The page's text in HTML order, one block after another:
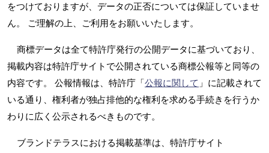
をつけておりますが、データの正否については保証していませ
ん。 ご理解の上、ご利用をお願いいたします。
商標データは全て特許庁発行の公開データに基づいており、
掲載内容は特許庁サイトで公開されている商標公報等と同等の
内容です。 公報情報は、特許庁「公報に関して 」に記載されて
いる通り、権利者が独占排他的な権利を求める手続きを行うか
わりに広く公示されるべきものです。
ブランドテラスにおける掲載基準は、特許庁サイト